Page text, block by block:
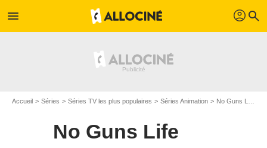
menu profil search
Accueil Séries Séries TV les plus populaires Séries Animation No Guns Life
No Guns Life